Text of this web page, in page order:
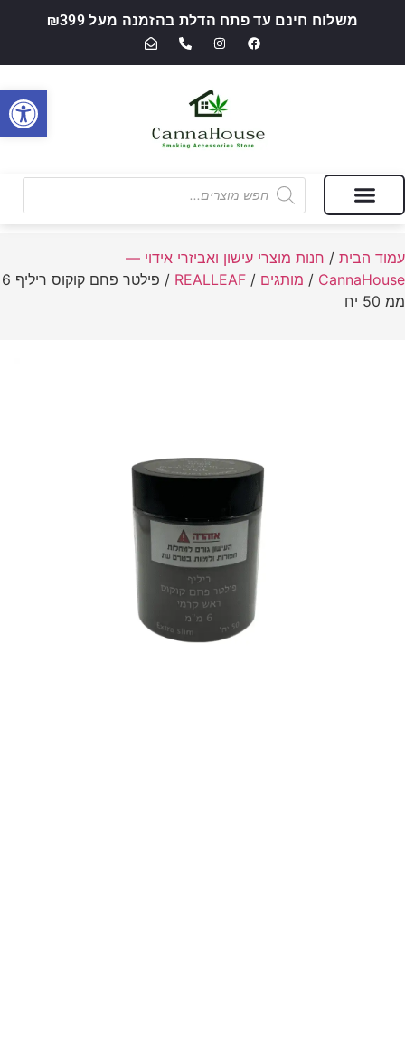
משלוח חינם עד פתח הדלת בהזמנה מעל ₪399
עמוד הבית / חנות מוצרי עישון ואביזרי אידוי —
CannaHouse
/ מותגים /
REALLEAF
/ פילטר פחם קוקוס ריליף 6
ממ 50 יח
פתח